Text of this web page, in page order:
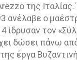
της
ανέλαβε ο
ίδρυσαν τον
δώσει πάνω
έργα